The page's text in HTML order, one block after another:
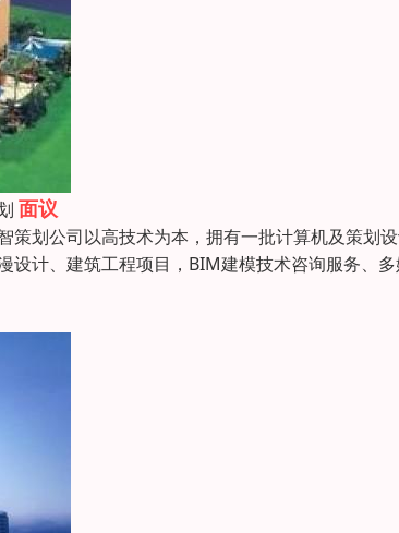
面议
划公司以高技术为本，拥有一批计算机及策划
设计、建筑工程项目，BIM建模技术咨询服务、